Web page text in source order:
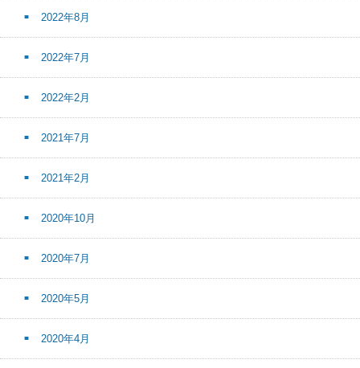
2022年8月
2022年7月
2022年2月
2021年7月
2021年2月
2020年10月
2020年7月
2020年5月
2020年4月